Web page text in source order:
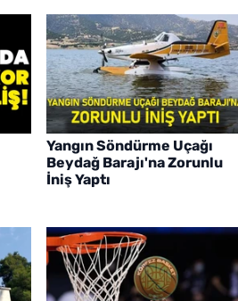
Yangın Söndürme Uçağı
Beydağ Barajı'na Zorunlu
İniş Yaptı